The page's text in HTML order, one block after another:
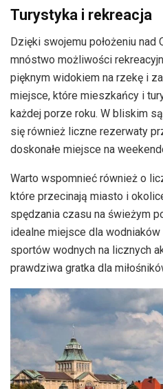
Turystyka i rekreacja
Dzięki swojemu położeniu nad
mnóstwo możliwości
pięknym widokiem na rzekę i
miejsce, które mieszkańcy i
każdej porze roku. W bliskim
się również liczne rezerwaty
doskonałe miejsce na
Warto wspomnieć również o
które przecinają miasto i
spędzania czasu na świeżym
idealne miejsce dla
sportów wodnych na licznych
prawdziwa gratka dla